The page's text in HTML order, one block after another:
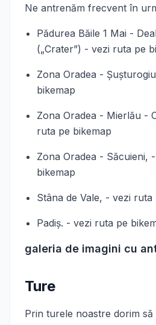
Ne antrenăm frecvent în
Pădurea Băile 1 Mai -
(„Crater”) - vezi ruta pe
Zona Oradea -
bikemap
Zona Oradea - Mierlău -
ruta pe bikemap
Zona Oradea - Săcuieni,
bikemap
Stâna de Vale, - vezi ruta
Padiş. - vezi ruta pe
galeria de imagini cu
Ture
Prin turele noastre dorim